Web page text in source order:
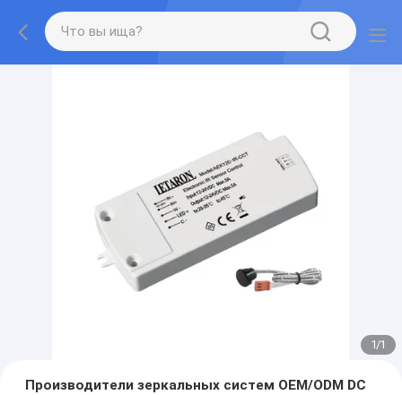
1/1
Производители зеркальных систем OEM/ODM DC